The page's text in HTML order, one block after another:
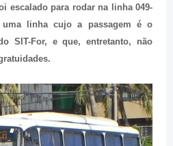
escalado para rodar na linha 049-
uma linha cujo a passagem é o
SIT-For, e que, entretanto, não